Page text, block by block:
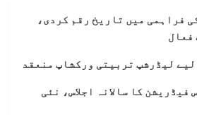
فراہمی میں تاریخ رقم کردی،
فعال
لیڈرشپ تربیتی ورکشاپ منعقد
کا سالانہ اجلاس، نئی